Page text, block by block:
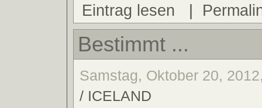
Eintrag lesen
|
Bestimmt ...
Samstag, Oktober 20,
/ ICELAND